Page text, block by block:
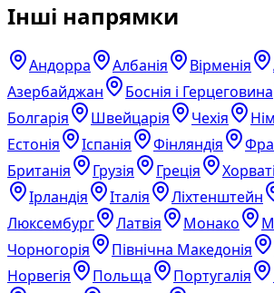
Інші напрямки
Андорра Албанія Вірменія
Азербайджан
Боснія і Герцеговина
Болгарія
Швейцарія Чехія
Естонія
Іспанія Фінляндія
Британія
Грузія Греція
Ірландія
Італія Ліхтенштейн
Люксембург
Латвія Монако
Чорногорія
Північна Македонія
Норвегія
Польща Португалія